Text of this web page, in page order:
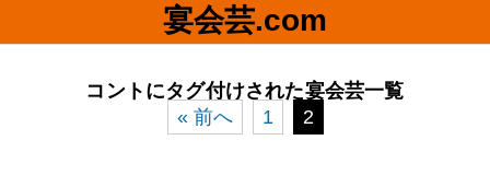
宴会芸.com
コントにタグ付けされた宴会芸一覧
« 前へ
1 2